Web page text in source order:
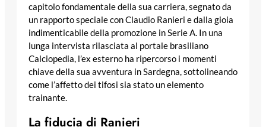
capitolo fondamentale della sua carriera, segnato da
un rapporto speciale con Claudio Ranieri e dalla gioia
indimenticabile della promozione in Serie A. In una
lunga intervista rilasciata al portale brasiliano
Calciopedia, l’ex esterno ha ripercorso i momenti
chiave della sua avventura in Sardegna, sottolineando
come l’affetto dei tifosi sia stato un elemento
trainante.
La fiducia di Ranieri